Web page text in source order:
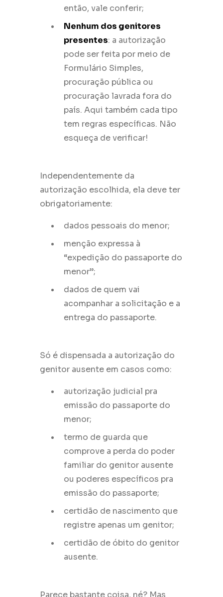
então, vale conferir;
Nenhum dos genitores
presentes: a autorização
pode ser feita por meio de
Formulário Simples,
procuração pública ou
procuração lavrada fora do
país. Aqui também cada tipo
tem regras específicas. Não
esqueça de verificar!
Independentemente da
autorização escolhida, ela deve ter
obrigatoriamente:
dados pessoais do menor;
menção expressa à
“expedição do passaporte do
menor”;
dados de quem vai
acompanhar a solicitação e a
entrega do passaporte.
Só é dispensada a autorização do
genitor ausente em casos como:
autorização judicial pra
emissão do passaporte do
menor;
termo de guarda que
comprove a perda do poder
familiar do genitor ausente
ou poderes específicos pra
emissão do passaporte;
certidão de nascimento que
registre apenas um genitor;
certidão de óbito do genitor
ausente.